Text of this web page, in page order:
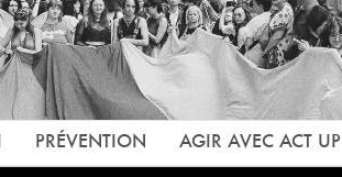
PRÉVENTION AGIR AVEC ACT UP